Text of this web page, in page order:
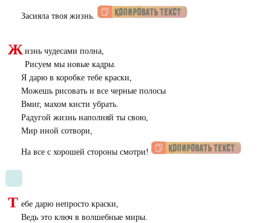
Засияла твоя жизнь.
Ж изнь чудесами полна,
Рисуем мы новые кадры.
Я дарю в коробке тебе краски,
Можешь рисовать и все черные полосы
Вмиг, махом кисти убрать.
Радугой жизнь наполняй ты свою,
Мир иной сотвори,
На все с хорошей стороны смотри!
Т ебе дарю непросто краски,
Ведь это ключ в волшебные миры.